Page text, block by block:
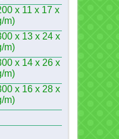
x 11 x 17 x
m)
x 13 x 24 x
m)
x 14 x 26 x
m)
x 16 x 28 x
m)